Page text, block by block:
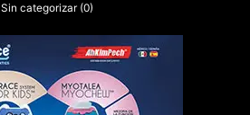
Sin categorizar (0)